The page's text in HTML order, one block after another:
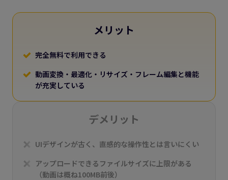
メリット
完全無料で利用できる
動画変換・最適化・リサイズ・フレーム編集と機能
が充実している
デメリット
UIデザインが古く、直感的な操作性とは言いにくい
アップロードできるファイルサイズに上限がある
（動画は概ね100MB前後）